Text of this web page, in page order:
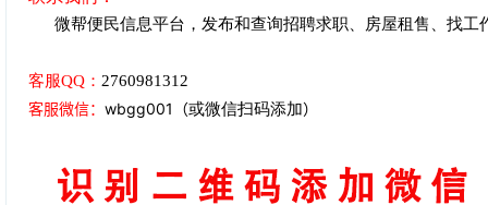
微帮便民信息平台，发布和查询招聘求职、房屋租售、找
客服QQ： 2760981312
客服微信： wbgg001 （或微信扫码添加）